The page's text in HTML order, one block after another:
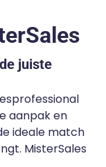
juiste
aanpak en
ideale match
MisterSales